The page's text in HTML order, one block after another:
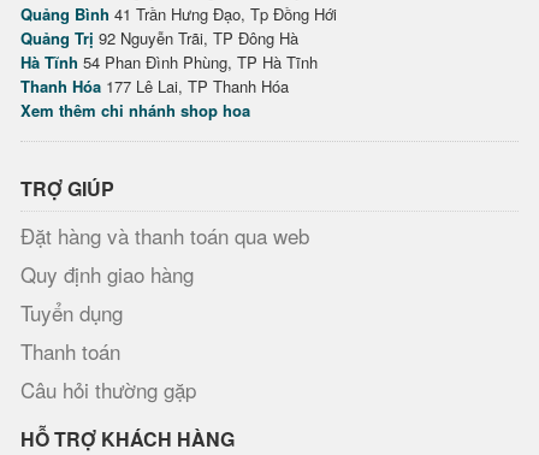
Quảng Bình 41 Trần Hưng Đạo, Tp Đồng Hới
Quảng Trị 92 Nguyễn Trãi, TP Đông Hà
Hà Tĩnh 54 Phan Đình Phùng, TP Hà Tĩnh
Thanh Hóa 177 Lê Lai, TP Thanh Hóa
Xem thêm chi nhánh shop hoa
TRỢ GIÚP
Đặt hàng và thanh toán qua web
Quy định giao hàng
Tuyển dụng
Thanh toán
Câu hỏi thường gặp
HỖ TRỢ KHÁCH HÀNG